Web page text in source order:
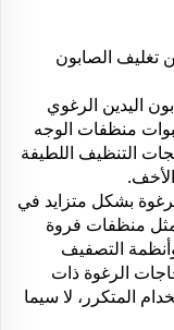
تغليف الصابون
اليدين الرغوي
منظفات الوجه
التنظيف اللطيفة
بشكل متزايد في
مثل منظفات فروة
التصفيف
الرغوة ذات
المتكرر، لا سيما